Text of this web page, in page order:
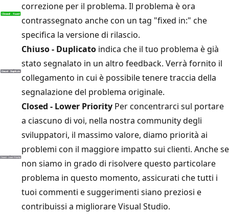
correzione per il problema. Il problema è ora
contrassegnato anche con un tag "fixed in:" che
specifica la versione di rilascio.
Chiuso - Duplicato indica che il tuo problema è già
stato segnalato in un altro feedback. Verrà fornito il
collegamento in cui è possibile tenere traccia della
segnalazione del problema originale.
Closed - Lower Priority Per concentrarci sul portare
a ciascuno di voi, nella nostra community degli
sviluppatori, il massimo valore, diamo priorità ai
problemi con il maggiore impatto sui clienti. Anche se
non siamo in grado di risolvere questo particolare
problema in questo momento, assicurati che tutti i
tuoi commenti e suggerimenti siano preziosi e
contribuissi a migliorare Visual Studio.